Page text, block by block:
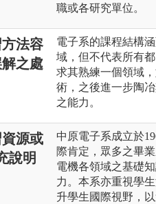
職或各研究單位。
法容
之處
電子系的課程結構
域，但不代表所有
求其熟練一個領域
術，之後進一步陶
之能力。
源或
說明
中原電子系成立於
際肯定，眾多之畢
電機各領域之基礎
力。本系亦重視學
升學生國際視野，